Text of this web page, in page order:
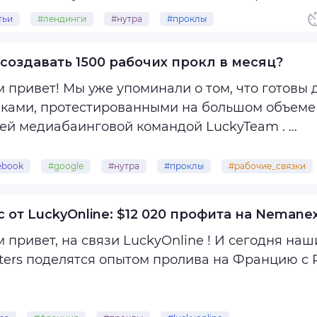
мелочи. Редко арбитражник отдает ТЗ
#лендинги #нутра #проклы
1500 рабочих прокл в месяц?
привет! Мы уже упоминали о том, что готовы
протестированными на большом
нашей медиабаинговой командой LuckyTeam .
мы генерируем 1500 рабочих прокл
#google #нутра #проклы #рабочие_связки
от LuckyOnline: $12 020 профита на
LuckyOnline ! И сегодня наши партнеры из команды Lead
поделятся опытом пролива на Францию с